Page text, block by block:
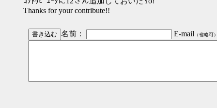
Thanks for your contribute!!
名前： E-mail （省略可